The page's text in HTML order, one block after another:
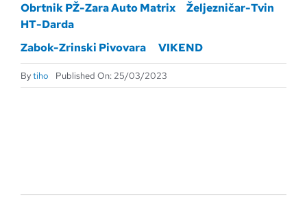
Obrtnik PŽ-Zara Auto Matrix
Željezničar-Tvin
HT-Darda
Zabok-Zrinski Pivovara
VIKEND
Bytiho Published On: 25/03/2023